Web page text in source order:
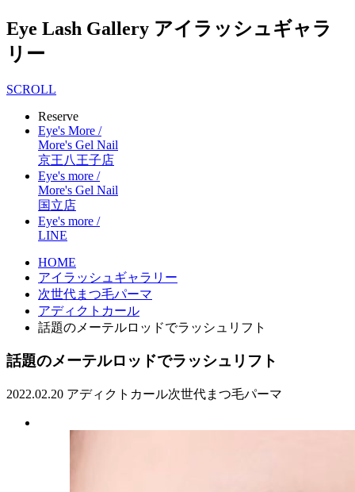
Eye Lash Gallery アイラッシュギャラ
リー
SCROLL
Reserve
Eye's More /
More's Gel Nail
京王八王子店
Eye's more /
More's Gel Nail
国立店
Eye's more /
LINE
HOME
アイラッシュギャラリー
次世代まつ毛パーマ
アディクトカール
話題のメーテルロッドでラッシュリフト
話題のメーテルロッドでラッシュリフト
2022.02.20 アディクトカール次世代まつ毛パーマ